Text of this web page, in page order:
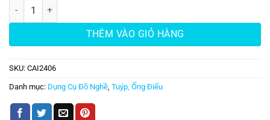
1/2" Bộ Tuýp 24 chi tiết Toptul CAI2406 số lượng
THÊM VÀO GIỎ HÀNG
SKU: CAI2406
Danh mục: Dụng Cụ Đồ Nghề Tuýp, Ống Điếu